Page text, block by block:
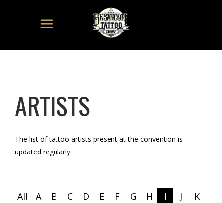
ARTISTS
The list of tattoo artists present at the convention is
updated regularly.
All A B C D E F G H I J
K